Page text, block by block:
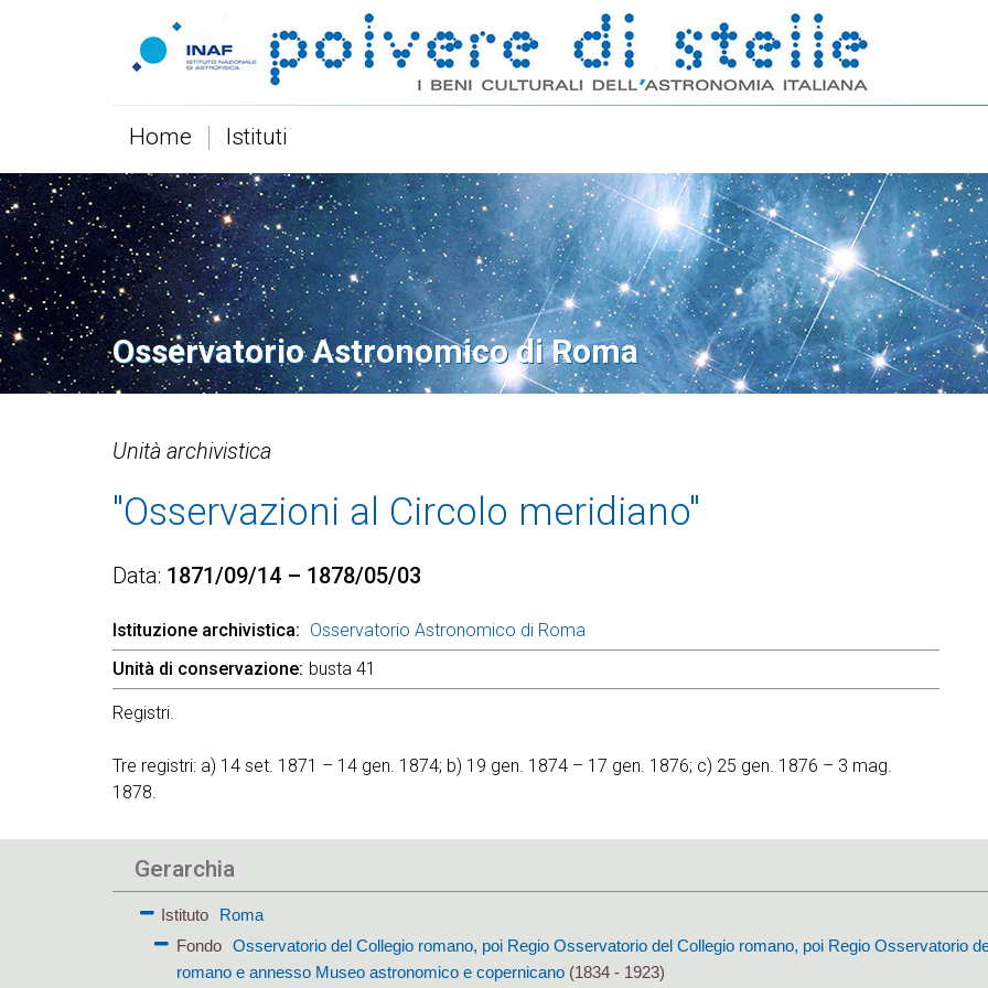
Home Istituti
Osservatorio Astronomico di Roma
Unità archivistica
"Osservazioni al Circolo meridiano"
Data 1871/09/14 – 1878/05/03
Istituzione archivistica
Osservatorio Astronomico di Roma
Unità di conservazione busta 41
Registri.
Tre registri: a) 14 set. 1871 – 14 gen. 1874; b) 19 gen. 1874 – 17 gen. 1876; c) 25 gen. 1876 – 3 mag.
1878.
Gerarchia
Istituto
Roma
Fondo
Osservatorio del Collegio romano, poi Regio Osservatorio del Collegio romano, poi Regio Osservatorio
romano e annesso Museo astronomico e copernicano(1834 - 1923)